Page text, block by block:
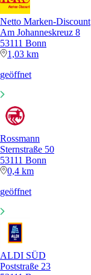
Netto Marken-Discount
Am Johanneskreuz 8
53111 Bonn
1,03 km
geöffnet
Rossmann
Sternstraße 50
53111 Bonn
0,4 km
geöffnet
ALDI SÜD
Poststraße 23